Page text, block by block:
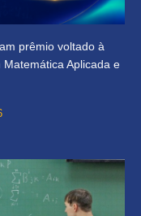
prêmio voltado à
Aplicada e